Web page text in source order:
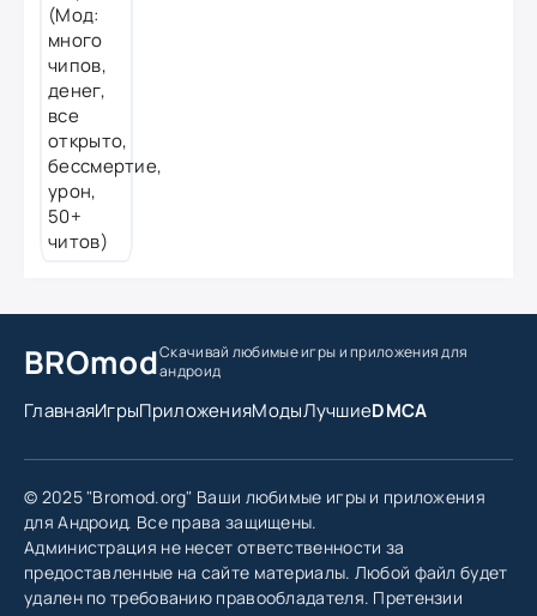
BROmodСкачивай любимые игрыи приложения для
андроид
ГлавнаяИгрыПриложенияМодыЛучшиеDMCA
© 2025 "Bromod.org" Ваши любимые игры и приложения
для Андроид. Все права защищены.
Администрация не несет ответственности за
предоставленные на сайте материалы. Любой файл будет
удален по требованию правообладателя. Претензии